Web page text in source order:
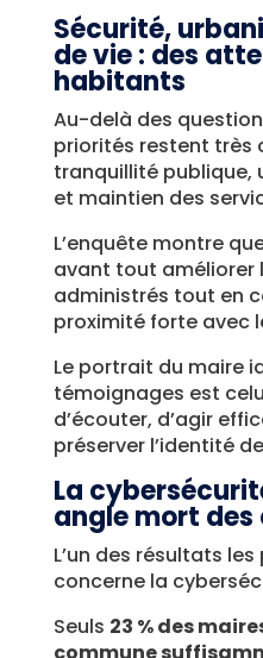
Sécurité,
de vie : des
habitants
Au-delà des
priorités restent très
tranquillité publique,
et maintien des
L’enquête montre
avant tout améliorer
administrés tout en
proximité forte avec
Le portrait du maire
témoignages est
d’écouter, d’agir
préserver l’identité
La
angle mort
L’un des résultats
concerne la
Seuls 23 % des